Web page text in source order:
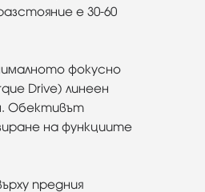
е 30-60
фокусно
Drive) линеен
Обективът
на функциите
предния